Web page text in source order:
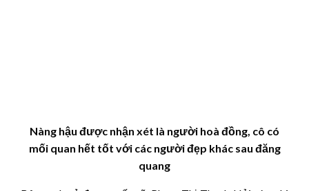
Nàng hậu được nhận xét là người hoà đồng, cô có
mối quan hết tốt với các người đẹp khác sau đăng
quang